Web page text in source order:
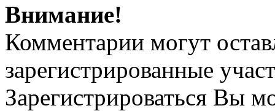
Внимание!
Комментарии могут
зарегистрированные
Зарегистрироваться Вы